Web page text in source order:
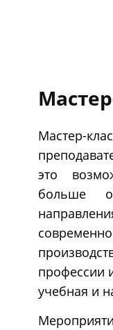
Мастер-
это
больше
профессии
учебная и